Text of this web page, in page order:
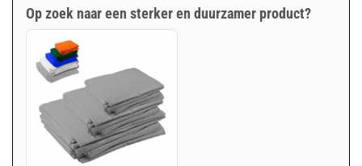
Op zoek naar een sterker en duurzamer product?